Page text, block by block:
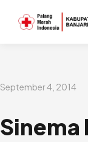
September 4, 2014